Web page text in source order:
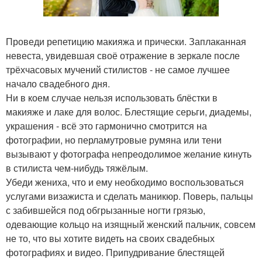
Проведи репетицию макияжа и прически. Заплаканная
невеста, увидевшая своё отражение в зеркале после
трёхчасовых мучений стилистов - не самое лучшее
начало свадебного дня.
Ни в коем случае нельзя использовать блёстки в
макияже и лаке для волос. Блестящие серьги, диадемы,
украшения - всё это гармонично смотрится на
фотографии, но перламутровые румяна или тени
вызывают у фотографа непреодолимое желание кинуть
в стилиста чем-нибудь тяжёлым.
Убеди жениха, что и ему необходимо воспользоваться
услугами визажиста и сделать маникюр. Поверь, пальцы
с забившейся под обгрызанные ногти грязью,
одевающие кольцо на изящный женский пальчик, совсем
не то, что вы хотите видеть на своих свадебных
фотографиях и видео. Припудривание блестящей